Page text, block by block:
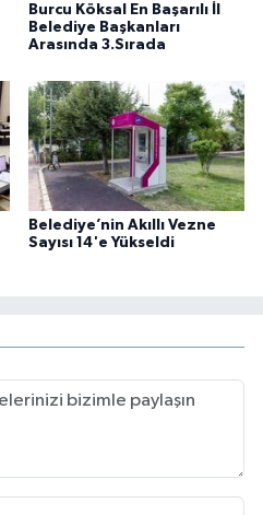
Burcu Köksal En Başarılı İl
Belediye Başkanları
Arasında 3.Sırada
Belediye’nin Akıllı Vezne
Sayısı 14'e Yükseldi